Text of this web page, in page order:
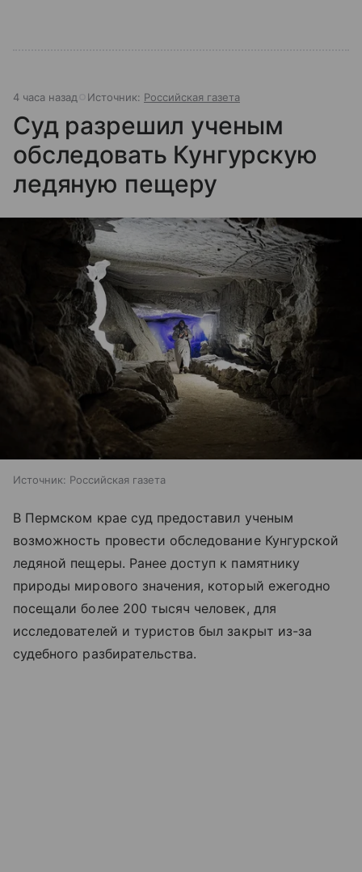
4 часа назад Источник: Российская газета
Суд разрешил ученым
обследовать Кунгурскую
ледяную пещеру
Источник: Российская газета
В Пермском крае суд предоставил ученым
возможность провести обследование Кунгурской
ледяной пещеры. Ранее доступ к памятнику
природы мирового значения, который ежегодно
посещали более 200 тысяч человек, для
исследователей и туристов был закрыт из-за
судебного разбирательства.